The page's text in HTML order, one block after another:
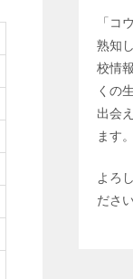
「コ
熟知
校情
くの
出会
ます。
よろ
ださい